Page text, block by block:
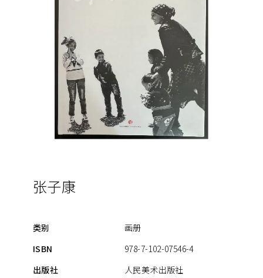
张子康
类别
画册
ISBN
978-7-102-07546-4
出版社
人民美术出版社